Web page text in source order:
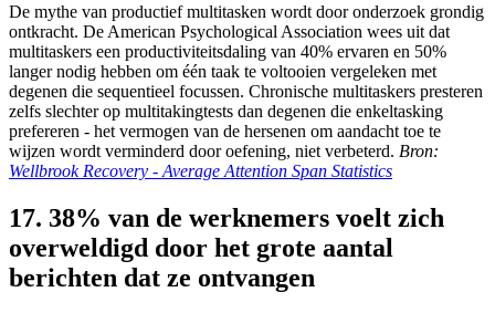
De mythe van productief multitasken wordt door onderzoek grondig
ontkracht. De American Psychological Association wees uit dat
multitaskers een productiviteitsdaling van 40% ervaren en 50%
langer nodig hebben om één taak te voltooien vergeleken met
degenen die sequentieel focussen. Chronische multitaskers presteren
zelfs slechter op multitakingtests dan degenen die enkeltasking
prefereren - het vermogen van de hersenen om aandacht toe te
wijzen wordt verminderd door oefening, niet verbeterd. Bron:
Wellbrook Recovery - Average Attention Span Statistics
17. 38% van de werknemers voelt zich
overweldigd door het grote aantal
berichten dat ze ontvangen